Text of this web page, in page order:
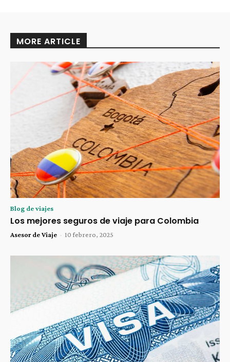
MORE ARTICLE
Blog de viajes
Los mejores seguros de viaje para Colombia
Asesor de Viaje - 10 febrero, 2025